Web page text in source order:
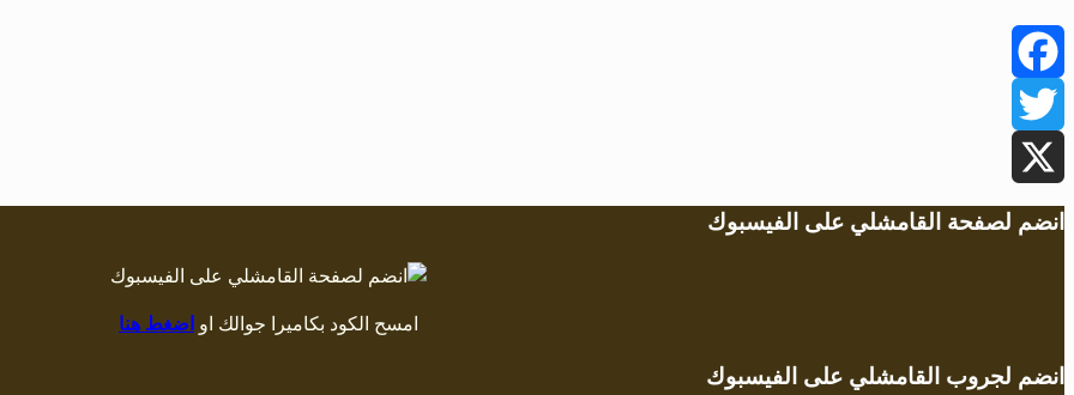
Facebook
Twitter
X
انضم لصفحة القامشلي على الفيسبوك
امسح الكود بكاميرا جوالك او اضغط هنا
انضم لجروب القامشلي على الفيسبوك